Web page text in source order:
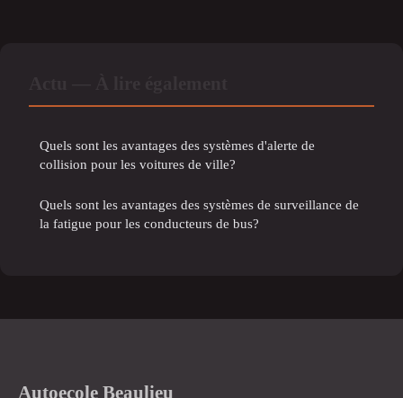
Quels sont les avantages des systèmes d'alerte de
collision pour les voitures de ville?
Quels sont les avantages des systèmes de surveillance de
la fatigue pour les conducteurs de bus?
Autoecole Beaulieu